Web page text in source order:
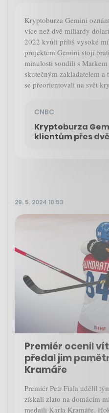
Kryptoburza Gemini
více než dvě miliardy
2022 kvůli příliš vysoké
projektem Gemini stojí
minulosti soudili s
skutečným zakladatelem a
se přeorientovali na svět
CNBC
Kryptoburza
klientům přes
29. 5. 2024 18:53
Premiér ocenil
předal jim
Kramáře
Premiér Petr Fiala udělil
získali zlato na domácím
medaili Karla Kramáře.